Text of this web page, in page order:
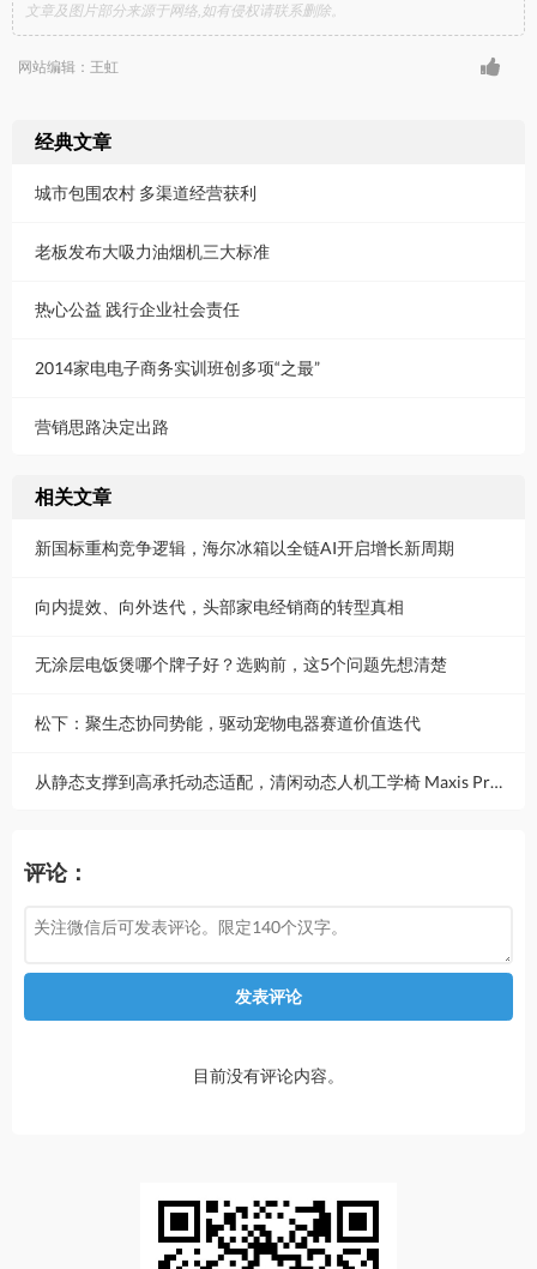
文章及图片部分来源于网络,如有侵权请联系删除。
网站编辑：王虹
经典文章
城市包围农村 多渠道经营获利
老板发布大吸力油烟机三大标准
热心公益 践行企业社会责任
2014家电电子商务实训班创多项“之最”
营销思路决定出路
相关文章
新国标重构竞争逻辑，海尔冰箱以全链AI开启增长新周期
向内提效、向外迭代，头部家电经销商的转型真相
无涂层电饭煲哪个牌子好？选购前，这5个问题先想清楚
松下：聚生态协同势能，驱动宠物电器赛道价值迭代
从静态支撑到高承托动态适配，清闲动态人机工学椅 Maxis Pro 重新定义重量级久坐体验
评论：
发表评论
目前没有评论内容。